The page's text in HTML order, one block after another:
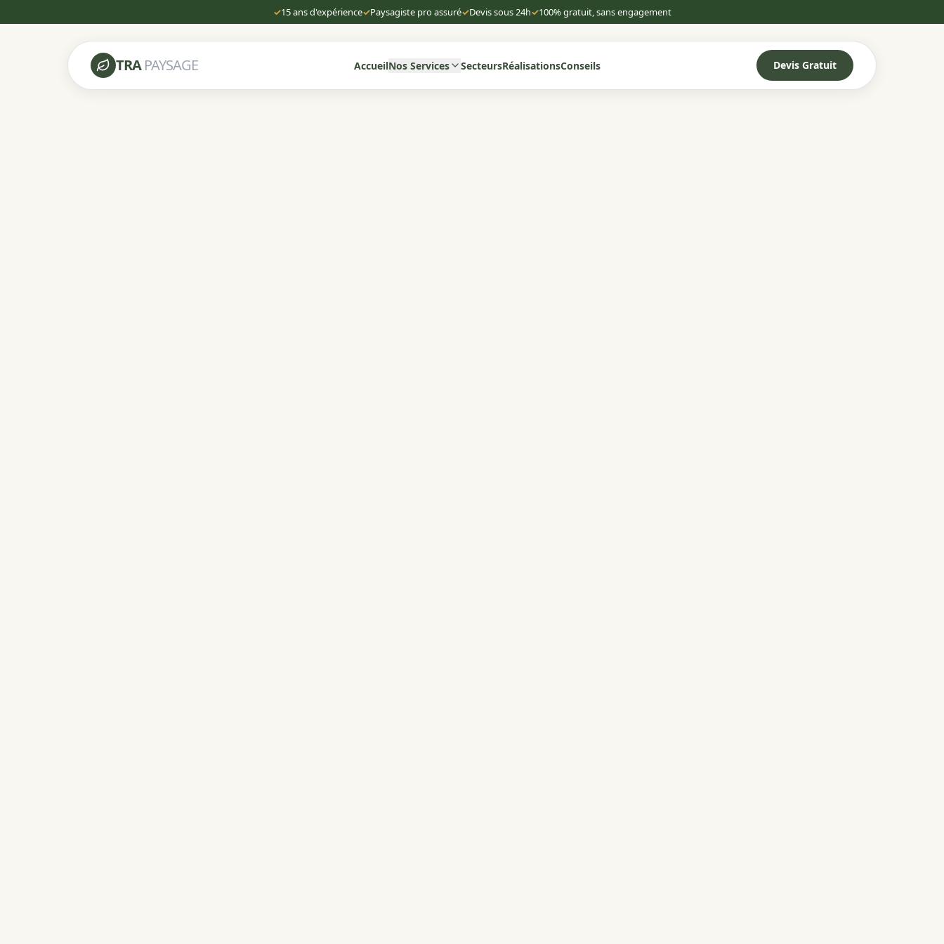
✓15 ans d'expérience✓Paysagiste pro assuré✓Devis sous 24h✓100% gratuit, sans engagement
TRAPAYSAGE AccueilNos Services SecteursRéalisationsConseils Devis Gratuit